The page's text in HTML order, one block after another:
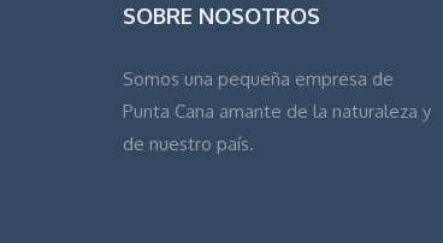
SOBRE NOSOTROS
Somos una pequeña empresa de
Punta Cana amante de la naturaleza y
de nuestro país.